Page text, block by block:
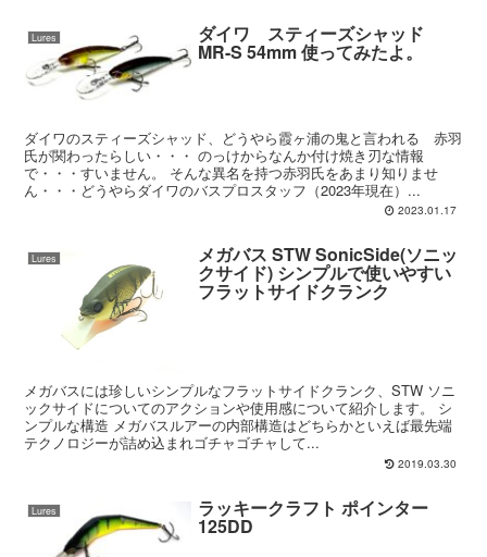
Lures ダイワ スティーズシャッド
MR-S 54mm 使ってみたよ。
ダイワのスティーズシャッド、どうやら霞ヶ浦の鬼と言われる 赤羽
氏が関わったらしい・・・ のっけからなんか付け焼き刃な情報
で・・・すいません。 そんな異名を持つ赤羽氏をあまり知りませ
ん・・・どうやらダイワのバスプロスタッフ（2023年現在）...
2023.01.17
Lures メガバス STW SonicSide(ソニッ
クサイド) シンプルで使いやすい
フラットサイドクランク
メガバスには珍しいシンプルなフラットサイドクランク、STW ソニ
ックサイドについてのアクションや使用感について紹介します。 シ
ンプルな構造 メガバスルアーの内部構造はどちらかといえば最先端
テクノロジーが詰め込まれゴチャゴチャして...
2019.03.30
Lures ラッキークラフト ポインター
125DD